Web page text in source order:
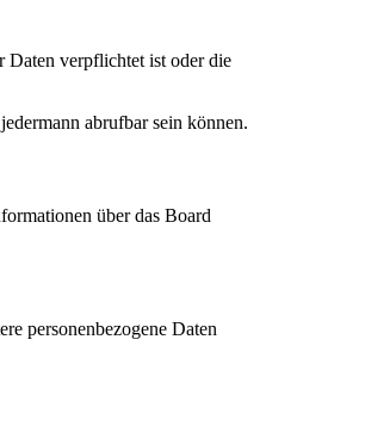
Daten verpflichtet ist oder die
abrufbar sein können.
über das Board
personenbezogene Daten